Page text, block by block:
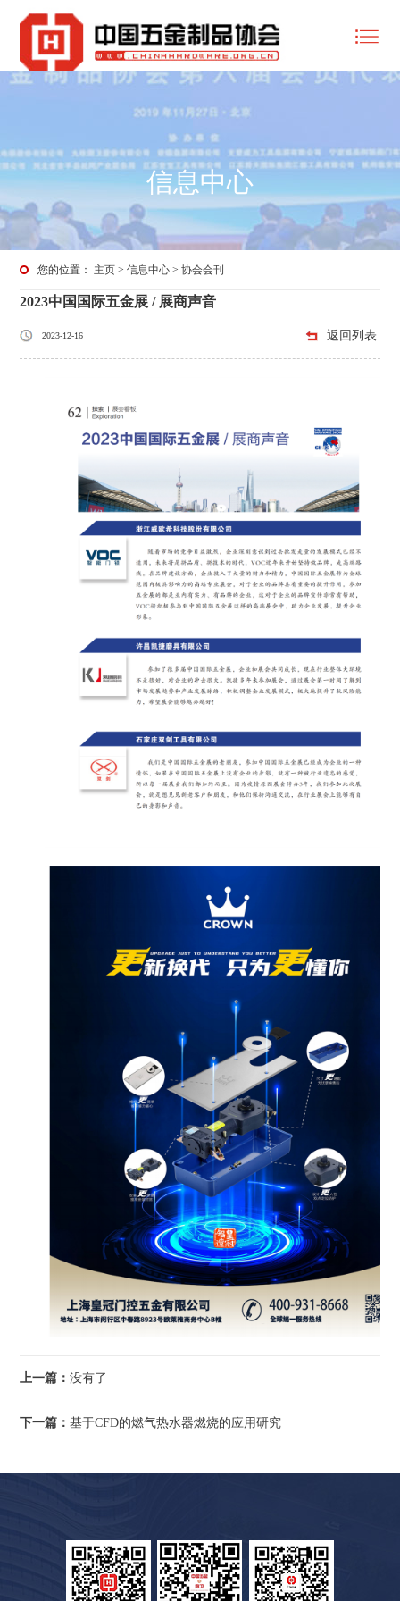
信息中心
您的位置： 主页 >信息中心 >协会会刊
2023中国国际五金展 / 展商声音
2023-12-16 返回列表
上一篇：没有了
下一篇：基于CFD的燃气热水器燃烧的应用研究